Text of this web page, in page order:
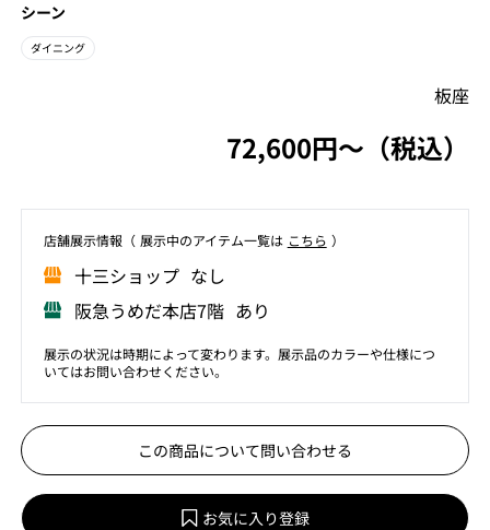
シーン
ダイニング
板座
72,600円〜（税込）
店舗展⽰情報（ 展⽰中のアイテム⼀覧は こちら ）
⼗三ショップ なし
阪急うめだ本店7階 あり
展示の状況は時期によって変わります。展示品のカラーや仕様につ
いてはお問い合わせください。
この商品について問い合わせる
お気に入り登録